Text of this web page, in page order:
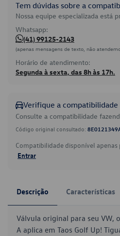
Tem dúvidas sobre a
Nossa equipe especializada está
Whatsapp:
(41) 99125-2143
(apenas mensagens de texto, não
Horário de atendimento:
Segunda à sexta, das 8h às 17h.
Verifique a compatibilidade
Consulte a compatibilidade
Código original consultado:
Compatibilidade disponível
Entrar
Descrição Características
Válvula original para seu
A aplica em Taos Golf Up!